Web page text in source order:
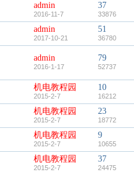
admin
2016-11-7
37
33876
admin
2017-10-21
51
36780
admin
2016-1-17
79
52737
机电教程园
2015-2-7
10
16212
机电教程园
2015-2-7
23
18772
机电教程园
2015-2-7
9
10655
机电教程园
2015-2-7
37
24475